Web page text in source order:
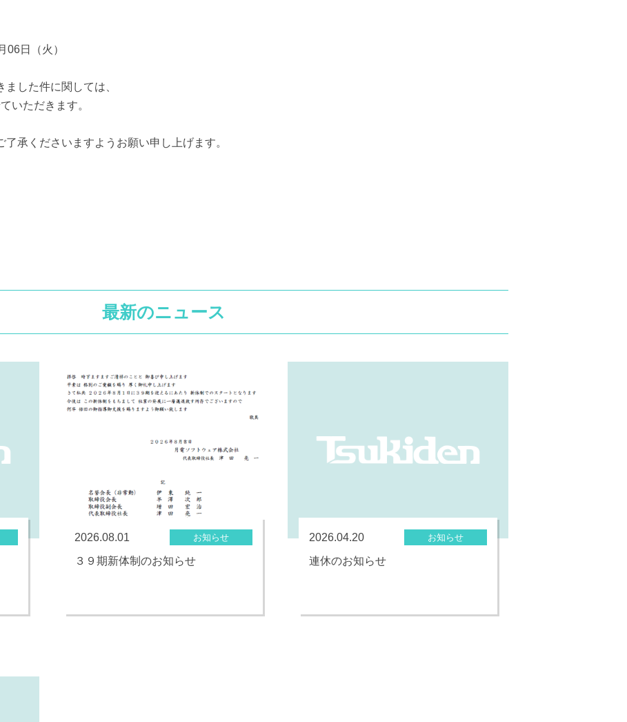
06日（火）
した件に関しては、
いただきます。
承くださいますようお願い申し上げます。
最新のニュース
2026.08.01 お知らせ
３９期新体制のお知らせ
2026.04.20 お知らせ
連休のお知らせ